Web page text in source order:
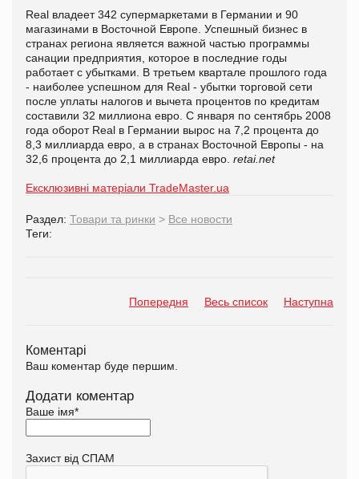
Real владеет 342 супермаркетами в Германии и 90
магазинами в Восточной Европе. Успешный бизнес в
странах региона является важной частью программы
санации предприятия, которое в последние годы
работает с убытками. В третьем квартале прошлого года
- наиболее успешном для Real - убытки торговой сети
после уплаты налогов и вычета процентов по кредитам
составили 32 миллиона евро. С января по сентябрь 2008
года оборот Real в Германии вырос на 7,2 процента до
8,3 миллиарда евро, а в странах Восточной Европы - на
32,6 процента до 2,1 миллиарда евро. retai.net
Ексклюзивні матеріали TradeMaster.ua
Раздел: Товари та ринки > Все новости
Теги:
Попередня Весь список Наступна
Коментарі
Ваш коментар буде першим.
Додати коментар
Ваше імя*
Захист від СПАМ